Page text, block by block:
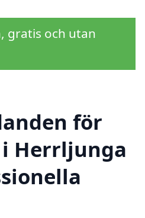
gratis och utan
för
Herrljunga